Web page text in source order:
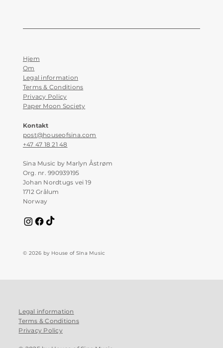
Kontakt
post@houseofsina.com
+47 47 18 21 48
Sina Music by Marlyn Åstrøm
Org. nr. 990939195
Johan Nordtugs vei 19
1712 Grålum
Norway
Hjem
Om
Legal information
Terms & Conditions
Privacy Policy
Paper Moon Society
© 2026 by House of SIna Music
Legal information
Terms & Conditions
Privacy Policy